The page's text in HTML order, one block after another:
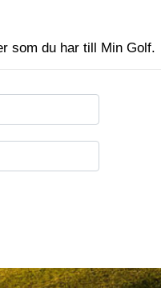
som du har till Min Golf.